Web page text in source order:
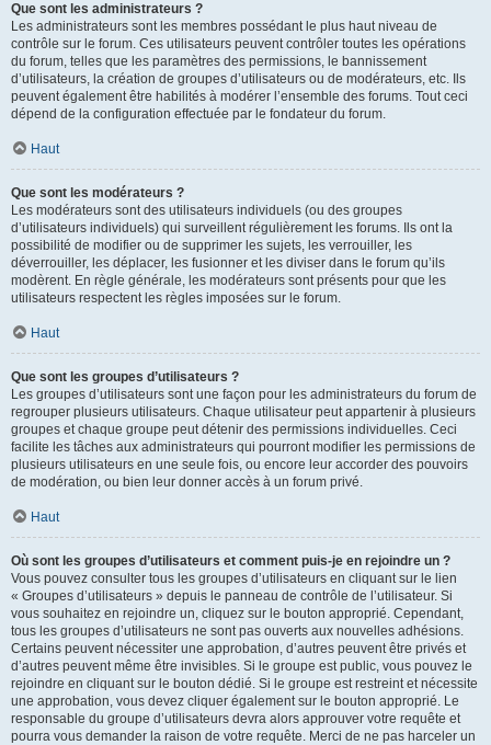
Que sont les administrateurs ?
Les administrateurs sont les membres possédant le plus haut niveau de
contrôle sur le forum. Ces utilisateurs peuvent contrôler toutes les opérations
du forum, telles que les paramètres des permissions, le bannissement
d’utilisateurs, la création de groupes d’utilisateurs ou de modérateurs, etc. Ils
peuvent également être habilités à modérer l’ensemble des forums. Tout ceci
dépend de la configuration effectuée par le fondateur du forum.
Haut
Que sont les modérateurs ?
Les modérateurs sont des utilisateurs individuels (ou des groupes
d’utilisateurs individuels) qui surveillent régulièrement les forums. Ils ont la
possibilité de modifier ou de supprimer les sujets, les verrouiller, les
déverrouiller, les déplacer, les fusionner et les diviser dans le forum qu’ils
modèrent. En règle générale, les modérateurs sont présents pour que les
utilisateurs respectent les règles imposées sur le forum.
Haut
Que sont les groupes d’utilisateurs ?
Les groupes d’utilisateurs sont une façon pour les administrateurs du forum de
regrouper plusieurs utilisateurs. Chaque utilisateur peut appartenir à plusieurs
groupes et chaque groupe peut détenir des permissions individuelles. Ceci
facilite les tâches aux administrateurs qui pourront modifier les permissions de
plusieurs utilisateurs en une seule fois, ou encore leur accorder des pouvoirs
de modération, ou bien leur donner accès à un forum privé.
Haut
Où sont les groupes d’utilisateurs et comment puis-je en rejoindre un ?
Vous pouvez consulter tous les groupes d’utilisateurs en cliquant sur le lien
« Groupes d’utilisateurs » depuis le panneau de contrôle de l’utilisateur. Si
vous souhaitez en rejoindre un, cliquez sur le bouton approprié. Cependant,
tous les groupes d’utilisateurs ne sont pas ouverts aux nouvelles adhésions.
Certains peuvent nécessiter une approbation, d’autres peuvent être privés et
d’autres peuvent même être invisibles. Si le groupe est public, vous pouvez le
rejoindre en cliquant sur le bouton dédié. Si le groupe est restreint et nécessite
une approbation, vous devez cliquer également sur le bouton approprié. Le
responsable du groupe d’utilisateurs devra alors approuver votre requête et
pourra vous demander la raison de votre requête. Merci de ne pas harceler un